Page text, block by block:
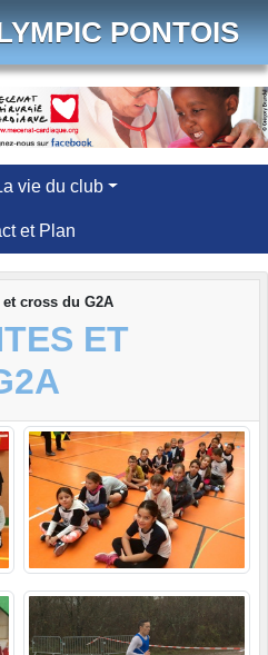
PONTOIS
vie du club
et Plan
cross du G2A
ET